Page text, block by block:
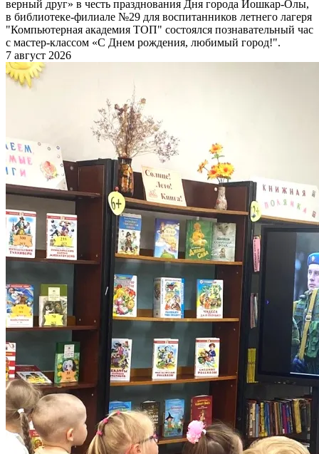
верный друг» в честь празднования Дня города Йошкар-Олы,
в библиотеке-филиале №29 для воспитанников летнего лагеря
"Компьютерная академия ТОП" состоялся познавательный час
с мастер-классом «С Днем рождения, любимый город!".
7 август 2026